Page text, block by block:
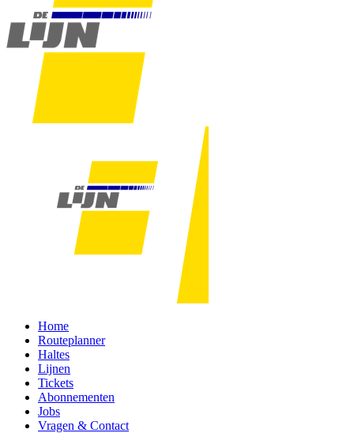
Home
Routeplanner
Haltes
Lijnen
Tickets
Abonnementen
Jobs
Vragen & Contact